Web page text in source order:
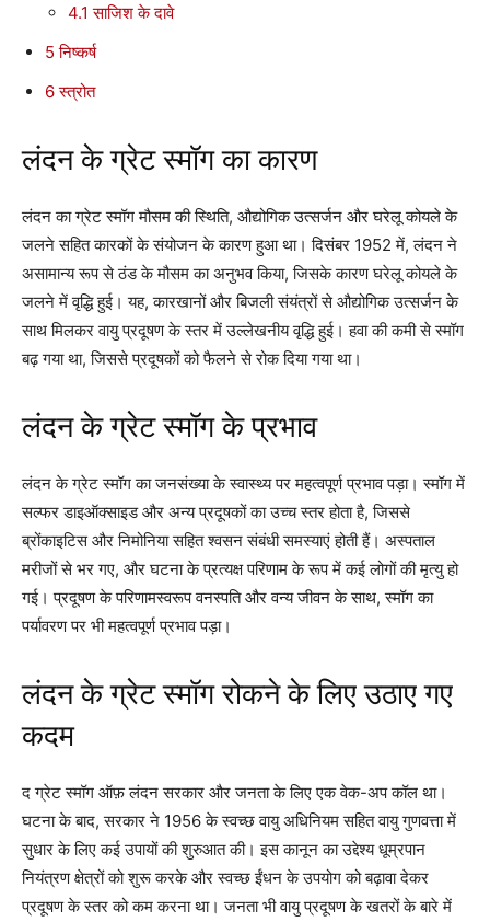
4.1 साजिश के दावे
5 निष्कर्ष
6स्त्रोत
लंदन के ग्रेट स्मॉग का कारण
लंदन का ग्रेट स्मॉग मौसम की स्थिति, औद्योगिक उत्सर्जन और घरेलू कोयले के
जलने सहित कारकों के संयोजन के कारण हुआ था। दिसंबर 1952 में, लंदन ने
असामान्य रूप से ठंड के मौसम का अनुभव किया, जिसके कारण घरेलू कोयले के
जलने में वृद्धि हुई। यह, कारखानों और बिजली संयंत्रों से औद्योगिक उत्सर्जन के
साथ मिलकर वायु प्रदूषण के स्तर में उल्लेखनीय वृद्धि हुई। हवा की कमी से स्मॉग
बढ़ गया था, जिससे प्रदूषकों को फैलने से रोक दिया गया था।
लंदन के ग्रेट स्मॉग के प्रभाव
लंदन के ग्रेट स्मॉग का जनसंख्या के स्वास्थ्य पर महत्वपूर्ण प्रभाव पड़ा। स्मॉग में
सल्फर डाइऑक्साइड और अन्य प्रदूषकों का उच्च स्तर होता है, जिससे
ब्रोंकाइटिस और निमोनिया सहित श्वसन संबंधी समस्याएं होती हैं। अस्पताल
मरीजों से भर गए, और घटना के प्रत्यक्ष परिणाम के रूप में कई लोगों की मृत्यु हो
गई। प्रदूषण के परिणामस्वरूप वनस्पति और वन्य जीवन के साथ, स्मॉग का
पर्यावरण पर भी महत्वपूर्ण प्रभाव पड़ा।
लंदन के ग्रेट स्मॉग रोकने के लिए उठाए गए
कदम
द ग्रेट स्मॉग ऑफ़ लंदन सरकार और जनता के लिए एक वेक-अप कॉल था।
घटना के बाद, सरकार ने 1956 के स्वच्छ वायु अधिनियम सहित वायु गुणवत्ता में
सुधार के लिए कई उपायों की शुरुआत की। इस कानून का उद्देश्य धूम्रपान
नियंत्रण क्षेत्रों को शुरू करके और स्वच्छ ईंधन के उपयोग को बढ़ावा देकर
प्रदूषण के स्तर को कम करना था। जनता भी वायु प्रदूषण के खतरों के बारे में